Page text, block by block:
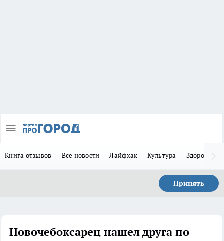
Книга отзывов Все новости Лайфхак Культура Здоровье
Принять
Новочебоксарец нашел друга по